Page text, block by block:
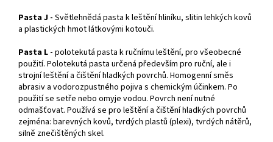
Pasta J - Světlehnědá pasta k leštění hliníku, slitin lehkých kovů
a plastických hmot látkovými kotouči.
Pasta L - polotekutá pasta k ručnímu leštění, pro všeobecné
použití. Polotekutá pasta určená především pro ruční, ale i
strojní leštění a čištění hladkých povrchů. Homogenní směs
abrasiv a vodorozpustného pojiva s chemickým účinkem. Po
použití se setře nebo omyje vodou. Povrch není nutné
odmašťovat. Používá se pro leštění a čištění hladkých povrchů
zejména: barevných kovů, tvrdých plastů (plexi), tvrdých nátěrů,
silně znečištěných skel.